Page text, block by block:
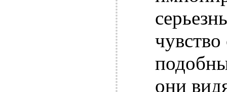
чувство
они